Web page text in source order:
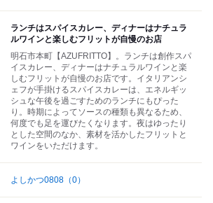
ランチはスパイスカレー、ディナーはナチュラ
ルワインと楽しむフリットが自慢のお店
明石市本町【AZUFRITTO】。ランチは創作スパ
イスカレー、ディナーはナチュラルワインと楽
しむフリットが自慢のお店です。イタリアンシ
ェフが手掛けるスパイスカレーは、エネルギッ
シュな午後を過ごすためのランチにもぴった
り。時期によってソースの種類も異なるため、
何度でも足を運びたくなります。夜はゆったり
とした空間のなか、素材を活かしたフリットと
ワインをいただけます。
よしかつ0808 （0）